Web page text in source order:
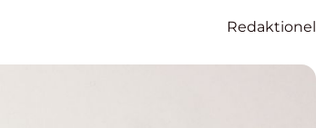
Redaktionel